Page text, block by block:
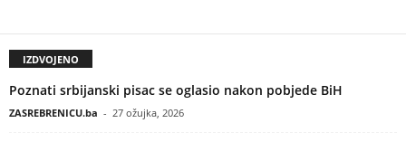
IZDVOJENO
Poznati srbijanski pisac se oglasio nakon pobjede BiH
ZASREBRENICU.ba - 27 ožujka, 2026